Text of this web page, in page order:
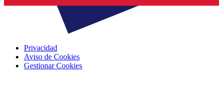
Privacidad
Aviso de Cookies
Gestionar Cookies